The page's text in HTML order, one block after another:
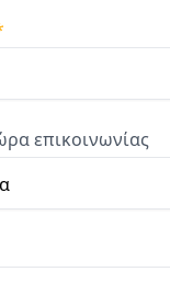
επικοινωνίας